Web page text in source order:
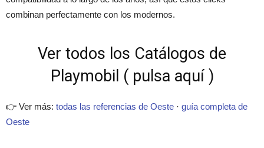
combinan perfectamente con los modernos.
Ver todos los Catálogos de
Playmobil ( pulsa aquí )
👉 Ver más: todas las referencias de Oeste · guía completa de
Oeste